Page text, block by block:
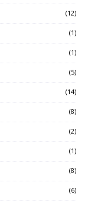
(12)
(1)
(1)
(5)
(14)
(8)
(2)
(1)
(8)
(6)